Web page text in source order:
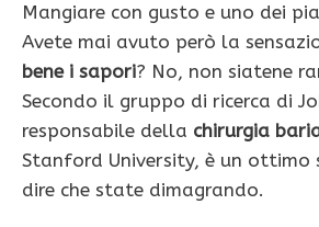
Mangiare con gusto e uno dei
Avete mai avuto però la
bene i sapori? No, non siatene
Secondo il gruppo di ricerca di
responsabile della chirurgia
Stanford University, è un ottimo
dire che state dimagrando.